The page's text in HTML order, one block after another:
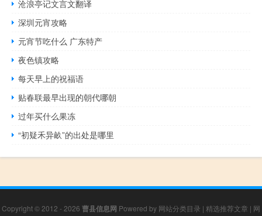
沧浪亭记文言文翻译
深圳元宵攻略
元宵节吃什么 广东特产
夜色镇攻略
每天早上的祝福语
贴春联最早出现的朝代哪朝
过年买什么果冻
“初疑禾异畝”的出处是哪里
Copyright © 2012 - 2026 曹县信息网 Powered by 网站分类目录 | 精选推荐文章 | 网